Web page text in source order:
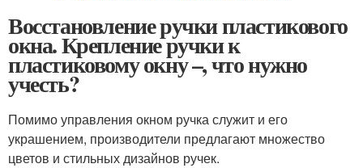
Восстановление ручки пластикового
окна. Крепление ручки к
пластиковому окну –, что нужно
учесть?
Помимо управления окном ручка служит и его
украшением, производители предлагают множество
цветов и стильных дизайнов ручек.